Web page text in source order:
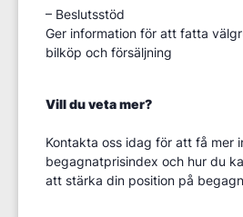
– Beslutsstöd
Ger information för att fatta
bilköp och försäljning
Vill du veta mer?
Kontakta oss idag för att få mer
begagnatprisindex och hur du
att stärka din position på